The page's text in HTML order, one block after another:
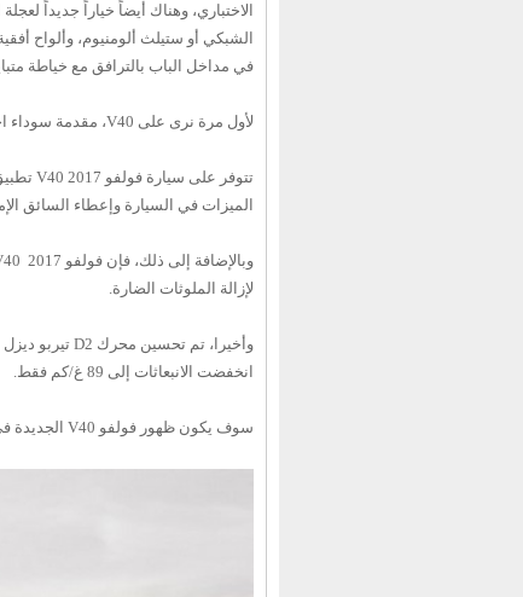
الاختباري، وهناك أيضاً خياراً جديداً
في مداخل الباب بالترافق مع خياطة
لأول مرة نرى على V40، مقدمة سوداء اختيارية مقابل تكلفة إضافية، وتم إضافة جيب للمفاتيح يظهر عليه شعار فولفو المحدث.
الميزات في السيارة وإعطاء السائق
لإزالة الملوثات الضارة.
انخفضت الانبعاثات إلى 89 غ/كم فقط.
سوف يكون ظهور فولفو V40 الجديدة في 1 مارس ضمن فعاليات معرض جنيف للسيارات حيث ستعرض شقيقتها فولفو V90 أيضاً.